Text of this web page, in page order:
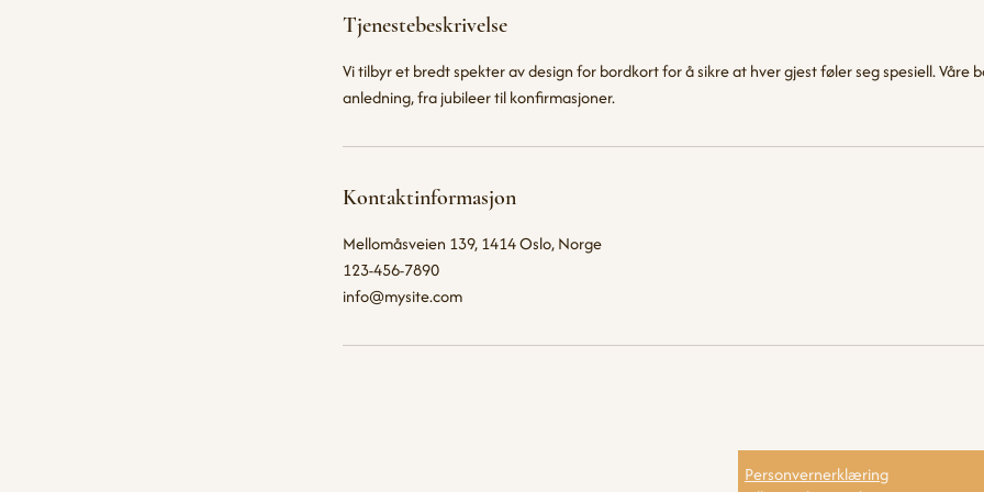
Tjenestebeskrivelse
Vi tilbyr et bredt spekter av design for bordkort for å sikre at hver gjest føler seg spesiell. Våre
anledning, fra jubileer til konfirmasjoner.
Kontaktinformasjon
Mellomåsveien 139, 1414 Oslo, Norge
123-456-7890
info@mysite.com
Personvernerklæring